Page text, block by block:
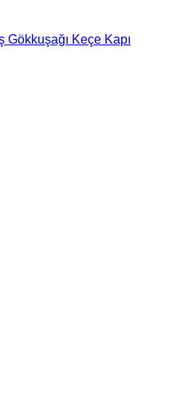
Gökkuşağı Keçe Kapı